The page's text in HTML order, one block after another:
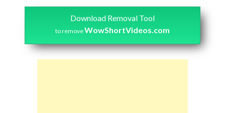
Download Removal Tool
to removeWowShortVideos.com